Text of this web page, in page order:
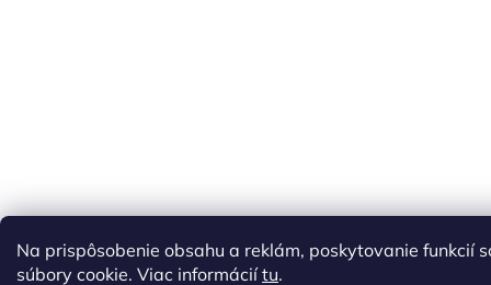
Na prispôsobenie obsahu a reklám, poskytovanie funkcií
súbory cookie. Viac informáciítu.